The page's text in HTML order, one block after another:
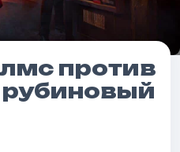
против